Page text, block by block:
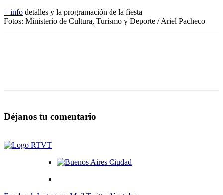
+ info detalles y la programación de la fiesta
Fotos: Ministerio de Cultura, Turismo y Deporte / Ariel Pacheco
Déjanos tu comentario